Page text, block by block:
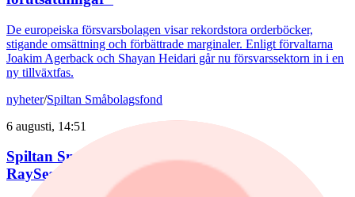
De europeiska försvarsbolagen visar rekordstora orderböcker,
stigande omsättning och förbättrade marginaler. Enligt förvaltarna
Joakim Agerback och Shayan Heidari går nu försvarssektorn in i en
ny tillväxtfas.
nyheter/Spiltan Småbolagsfond
6 augusti, 14:51
Spiltan Småbolagsfond lyfte i juli – tar in
RaySearch